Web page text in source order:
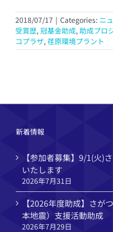
2018/07/17 | Categories: ニ
受賞歴, 冠基金助成, 助成プロ
コプラザ, 荏原環境プラント
新着情報
【参加者募集】9/1(火)
いたします
2026年7月31日
【2026年度助成】さが
本地震）支援活動助成
2026年7月29日